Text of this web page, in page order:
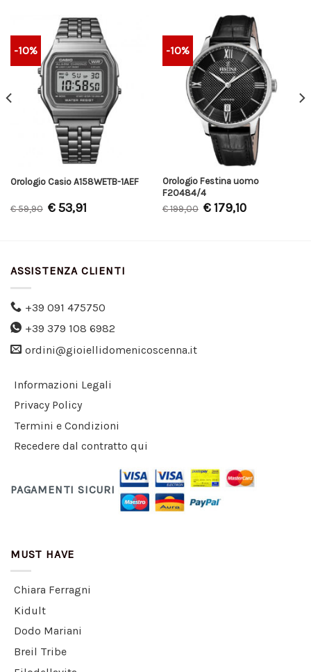
-10%
Orologio Casio A158WETB-1AEF
€59,90 €53,91
-10%
Orologio Festina uomo
F20484/4
€199,00 €179,10
ASSISTENZA CLIENTI
+39 091 475750
+39 379 108 6982
ordini@gioiellidomenicoscenna.it
Informazioni Legali
Privacy Policy
Termini e Condizioni
Recedere dal contratto qui
PAGAMENTI SICURI
MUST HAVE
Chiara Ferragni
Kidult
Dodo Mariani
Breil Tribe